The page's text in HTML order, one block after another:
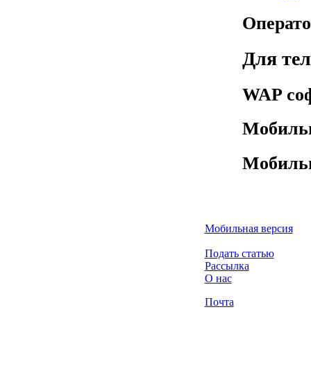
Для
WAP
Мобильная версия
Подать статью
Рассылка
О нас
Почта